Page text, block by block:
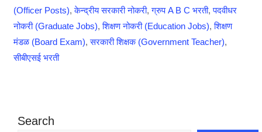
(Officer Posts),केन्द्रीय सरकारी नोकरी,ग्रुप A B C भरती,पदवीधर
नोकरी (Graduate Jobs),शिक्षण नोकरी (Education Jobs),शिक्षण
मंडळ (Board Exam),सरकारी शिक्षक (Government Teacher),
सीबीएसई भरती
Search